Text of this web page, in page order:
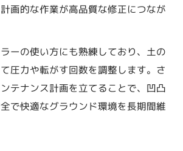
画的な作業が高品質な修正につなが
ーの使い方にも熟練しており、土の
圧力や転がす回数を調整します。さ
テナンス計画を立てることで、凹凸
で快適なグラウンド環境を長期間維